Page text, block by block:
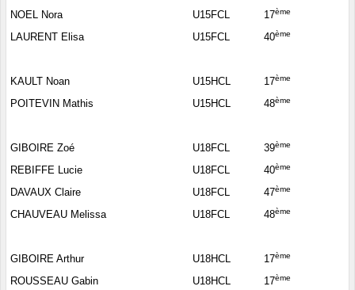
NOEL Nora U15FCL 17ème
LAURENT Elisa U15FCL 40ème
KAULT Noan U15HCL 17ème
POITEVIN Mathis U15HCL 48ème
GIBOIRE Zoé U18FCL 39ème
REBIFFE Lucie U18FCL 40ème
DAVAUX Claire U18FCL 47ème
CHAUVEAU Melissa U18FCL 48ème
GIBOIRE Arthur U18HCL 17ème
ROUSSEAU Gabin U18HCL 17ème